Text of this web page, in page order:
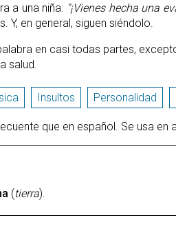
a una niña: "¡Vienes hecha una
en general, siguen siéndolo.
en casi todas partes,
salud.
Insultos Personalidad
que en español. Se usa en
(tierra).